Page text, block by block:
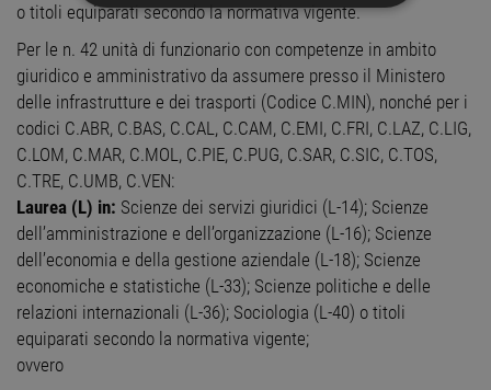
o titoli equiparati secondo la normativa vigente.
Per le n. 42 unità di funzionario con competenze in ambito
giuridico e amministrativo da assumere presso il Ministero
delle infrastrutture e dei trasporti (Codice C.MIN), nonché per i
codici C.ABR, C.BAS, C.CAL, C.CAM, C.EMI, C.FRI, C.LAZ, C.LIG,
C.LOM, C.MAR, C.MOL, C.PIE, C.PUG, C.SAR, C.SIC, C.TOS,
C.TRE, C.UMB, C.VEN:
Laurea (L) in: Scienze dei servizi giuridici (L-14); Scienze
dell’amministrazione e dell’organizzazione (L-16); Scienze
dell’economia e della gestione aziendale (L-18); Scienze
economiche e statistiche (L-33); Scienze politiche e delle
relazioni internazionali (L-36); Sociologia (L-40) o titoli
equiparati secondo la normativa vigente;
ovvero
STRETTAMENTE NECESSARI
PERFORMANCE
TARGETING
FUNZIONALITÀ
NON CLASSIFICATI
Strettamente necessari
Performance